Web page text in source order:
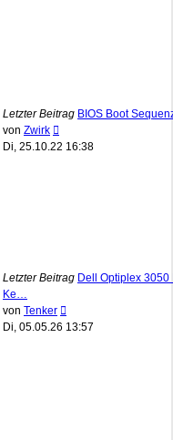
Letzter Beitrag BIOS Boot
von Zwirk
Beitrag
Di, 25.10.22 16:38
Letzter Beitrag Dell Optiplex 3050
Ke…
von Tenker
Beitrag
Di, 05.05.26 13:57